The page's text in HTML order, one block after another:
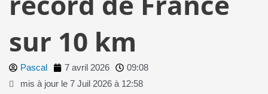
sur 10 km
Pascal 7 avril 2026
09:08
mis à jour le 7 Juil 2026 à 12:58